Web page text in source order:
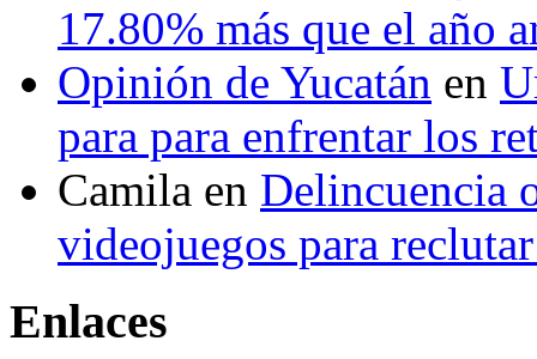
17.80% más que el año
Opinión de Yucatán en
para para enfrentar los
Camila en Delincuencia
videojuegos para
Enlaces